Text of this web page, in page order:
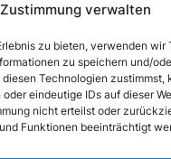
Zustimmung verwalten
zu bieten, verwenden wir
zu speichern und/
Technologien zustimmst,
eindeutige IDs auf dieser
nicht erteilst oder
Funktionen beeinträchtigt